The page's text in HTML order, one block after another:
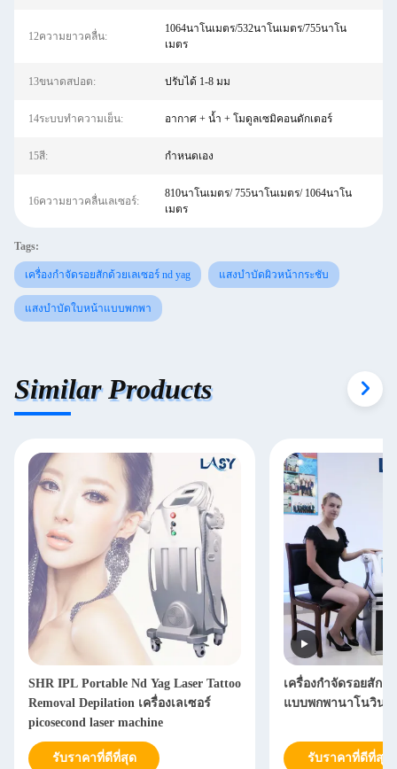
12ความยาวคลื่น:
1064นาโนเมตร/532นาโนเมตร/755นาโน
เมตร
13ขนาดสปอต: ปรับได้ 1-8 มม
14ระบบทำความเย็น: อากาศ + น้ำ + โมดูลเซมิคอนดักเตอร์
15สี: กำหนดเอง
16ความยาวคลื่นเลเซอร์:
810นาโนเมตร/ 755นาโนเมตร/ 1064นาโน
เมตร
Tags:
เครื่องกำจัดรอยสักด้วยเลเซอร์ nd yag แสงบำบัดผิวหน้ากระชับ
แสงบำบัดใบหน้าแบบพกพา
Similar Products
SHR IPL Portable Nd Yag Laser Tattoo
Removal Depilation เครื่องเลเซอร์
picosecond laser machine
รับราคาที่ดีที่สุด
เครื่องกำจัดรอยสักด้
แบบพกพานาโนวินา
รับราคาที่ดีที่สุด